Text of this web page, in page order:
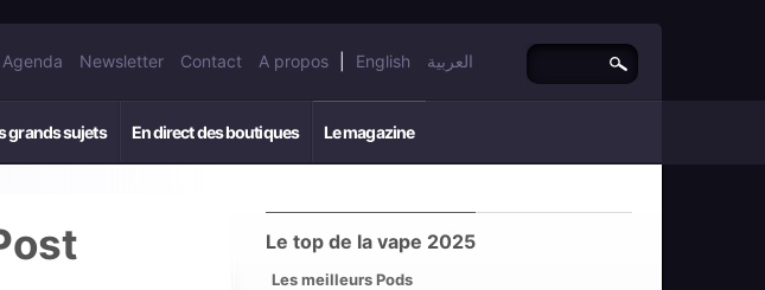
Agenda Newsletter Contact A propos English العربية
grands sujets En direct des boutiques Le magazine
Le top de la vape 2025
Les meilleurs Pods